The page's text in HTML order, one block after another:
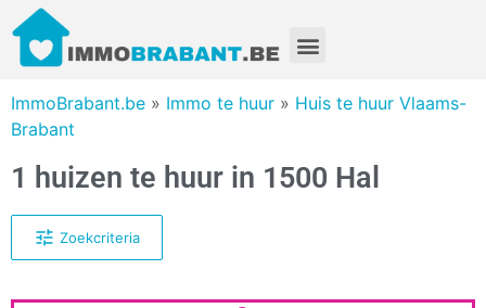
ImmoBrabant.be » Immo te huur » Huis te huur Vlaams-
Brabant
1 huizen te huur in 1500 Hal
Zoekcriteria